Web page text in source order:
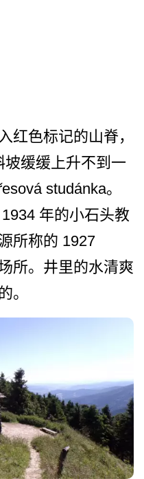
红色­标记的山脊，
坡缓缓上升不到一
studánka。
年的小石头教
所称的 1927
所。­井里的水清爽
。